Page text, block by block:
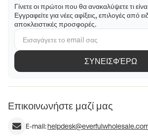
Γίνετε οι πρώτοι που θα ανακαλύψετε τι
Εγγραφείτε για νέες αφίξεις, επιλογές από
αποκλειστικές προσφορές.
ΣΥΝΕΙΣΦΈΡΩ
Επικοινωνήστε μαζί μας
E-mail: